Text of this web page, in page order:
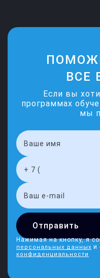
ВСЕ
Если вы
программах
мы
Отправить
Нажимая на кнопку, я
персональных данных и
конфиденциальности